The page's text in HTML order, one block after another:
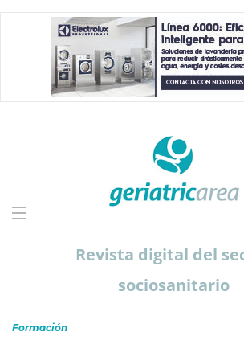
Revista digital del
sociosanitario
Formación